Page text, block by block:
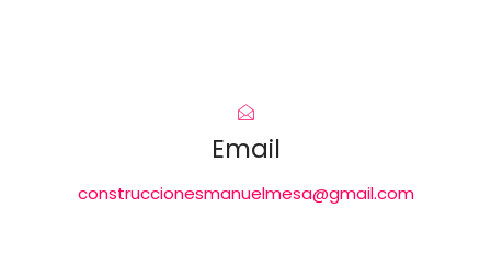
Email
construccionesmanuelmesa@gmail.com